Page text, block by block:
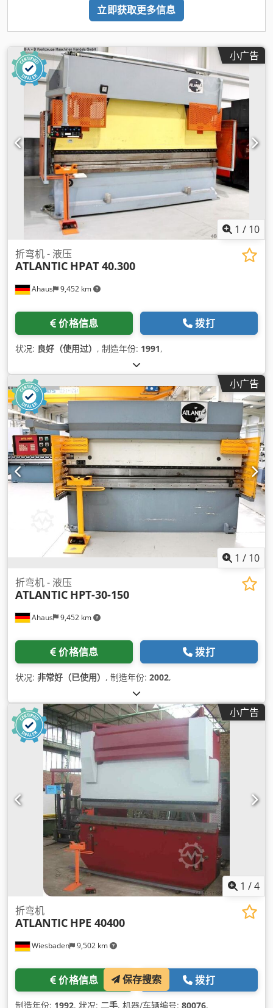
立即获取更多信息
小广告
1 / 10
Ahaus 9,452 km
折弯机 - 液压
ATLANTIC HPAT 40.300
价格信息 拨打
状况: 良好（使用过） , 制造年份: 1991,
小广告
1 / 10
Ahaus 9,452 km
折弯机 - 液压
ATLANTIC HPT-30-150
价格信息 拨打
状况: 非常好（已使用） , 制造年份: 2002,
小广告
1 /4
Wiesbaden 9,502 km
折弯机
ATLANTIC HPE 40400
价格信息 拨打
制造年份: 1992, 状况: 二手, 机器/车辆编号: 80076,
保存搜索